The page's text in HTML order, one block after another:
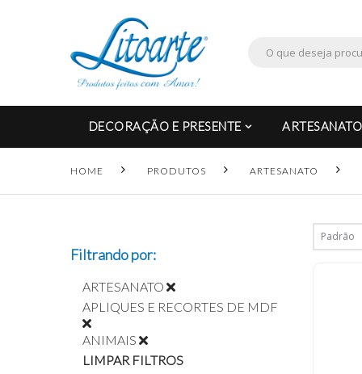
DECORAÇÃO E PRESENTE ARTESANATO
HOME PRODUTOS ARTESANATO
Filtrando por:
ARTESANATO
APLIQUES E RECORTES DE MDF
ANIMAIS
LIMPAR FILTROS